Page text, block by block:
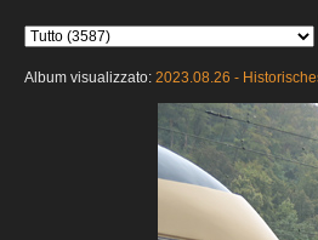
Album visualizzato: 2023.08.26 -